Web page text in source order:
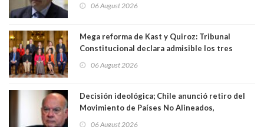
antecedentes a Tribunal Supremo
06 August 2026
Mega reforma de Kast y Quiroz: Tribunal
Constitucional declara admisible los tres
06 August 2026
Decisión ideológica; Chile anunció retiro del
Movimiento de Países No Alineados,
06 August 2026